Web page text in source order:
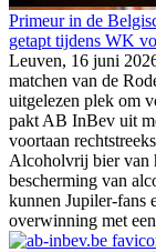
Primeur in de
getapt tijdens WK
Leuven, 16 juni
matchen van de
uitgelezen plek om
pakt AB InBev uit
voortaan
Alcoholvrij bier van
bescherming van
kunnen Jupiler-fans
overwinning met